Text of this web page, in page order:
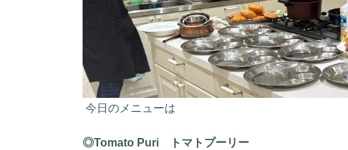
今日のメニューは
◎Tomato Puri トマトプーリー